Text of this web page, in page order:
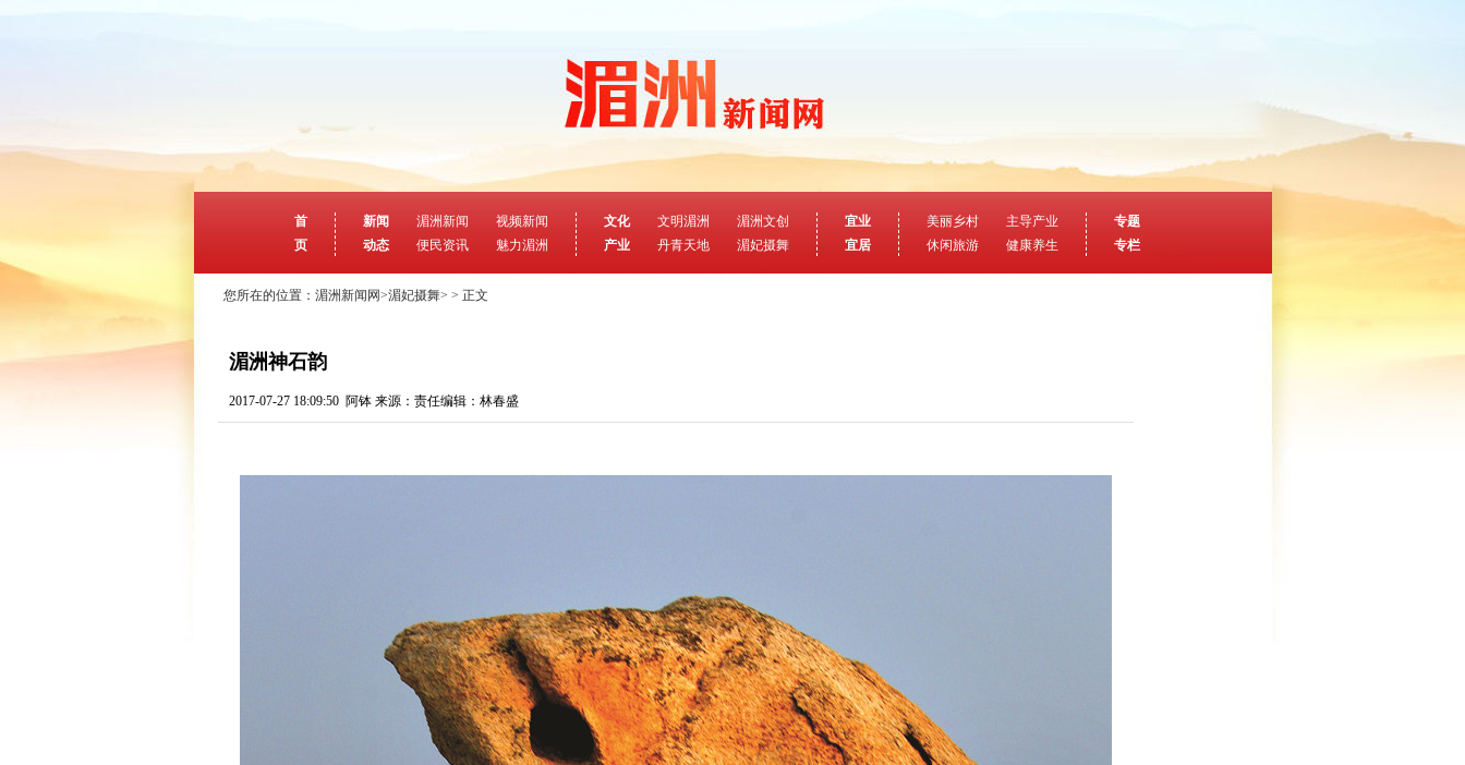
首
页
新闻
动态
湄洲新闻
便民资讯
视频新闻
魅力湄洲
文化
产业
文明湄洲
丹青天地
湄洲文创
湄妃摄舞
宜业
宜居
美丽乡村
休闲旅游
主导产业
健康养生
专题
专栏
您所在的位置： 湄洲新闻网>湄妃摄舞> > 正文
湄洲神石韵
2017-07-27 18:09:50 阿钵 来源： 责任编辑：林春盛